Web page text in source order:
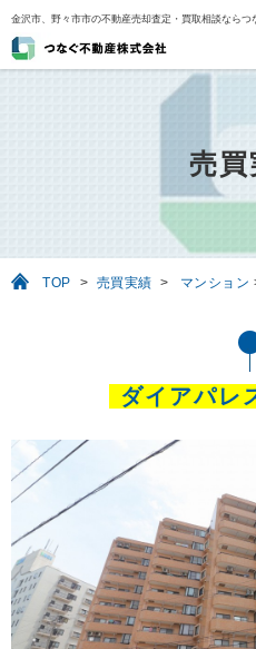
金沢市、野々市市の不動産売却査定・買取相談ならつ
USEFUL
お役立ち情報
REASON
つなぐ不動産株式会社が選
COMPANY
会社案内
売買
TOP > 売買実績 > マンション
ダイアパレ